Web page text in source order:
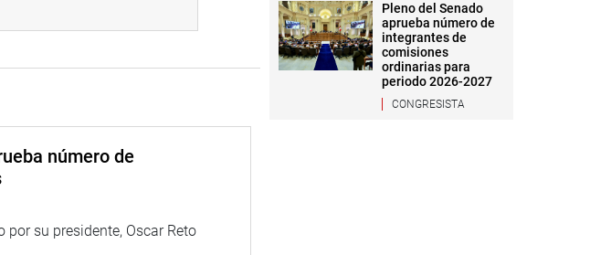
que funcionó en
término de las exposiciones
en el verano del 2017.
número de
por su presidente, Oscar Reto
Pleno del Senado
aprueba número de
integrantes de
comisiones
ordinarias para
periodo 2026-2027
CONGRESISTA